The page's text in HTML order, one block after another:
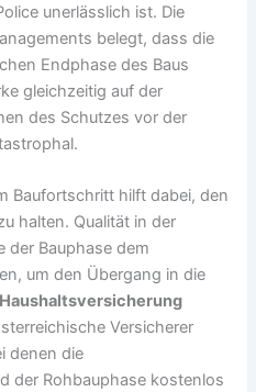
unerlässlich ist. Die
belegt, dass die
Endphase des Baus
gleichzeitig auf der
des Schutzes vor der
Baufortschritt hilft dabei, den
halten. Qualität in der
der Bauphase dem
um den Übergang in die
Haushaltsversicherung
Versicherer
denen die
der Rohbauphase kostenlos